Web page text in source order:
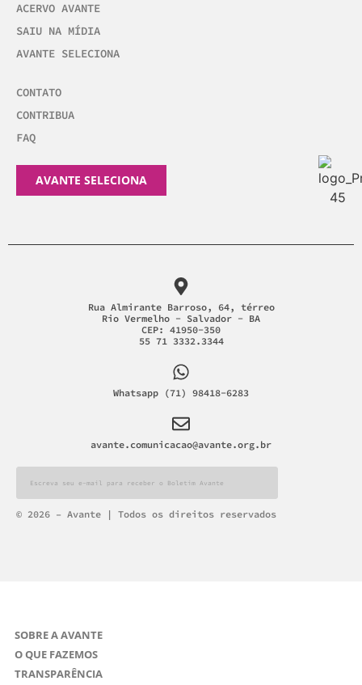
ACERVO AVANTE
SAIU NA MÍDIA
AVANTE SELECIONA
CONTATO
CONTRIBUA
FAQ
AVANTE SELECIONA
Rua Almirante Barroso, 64, térreo
Rio Vermelho - Salvador - BA
CEP: 41950-350
55 71 3332.3344
Whatsapp (71) 98418-6283
avante.comunicacao@avante.org.br
© 2026 – Avante | Todos os direitos reservados
SOBRE A AVANTE
O QUE FAZEMOS
TRANSPARÊNCIA